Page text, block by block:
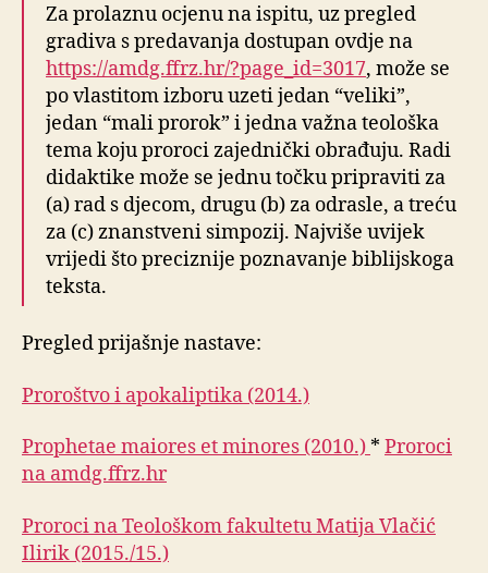
Za prolaznu ocjenu na ispitu, uz pregled
gradiva s predavanja dostupan ovdje na
https://amdg.ffrz.hr/?page_id=3017, može se
po vlastitom izboru uzeti jedan “veliki”,
jedan “mali prorok” i jedna važna teološka
tema koju proroci zajednički obrađuju. Radi
didaktike može se jednu točku pripraviti za
(a) rad s djecom, drugu (b) za odrasle, a treću
za (c) znanstveni simpozij. Najviše uvijek
vrijedi što preciznije poznavanje biblijskoga
teksta.
Pregled prijašnje nastave:
Proroštvo i apokaliptika (2014.)
Prophetae maiores et minores (2010.) * Proroci
na amdg.ffrz.hr
Proroci na Teološkom fakultetu Matija Vlačić
Ilirik (2015./15.)